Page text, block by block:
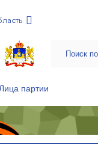
партии